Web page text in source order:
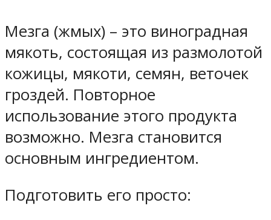
Мезга (жмых) – это виноградная
мякоть, состоящая из размолотой
кожицы, мякоти, семян, веточек
гроздей. Повторное
использование этого продукта
возможно. Мезга становится
основным ингредиентом.
Подготовить его просто: